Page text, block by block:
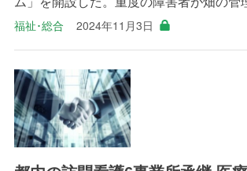
福祉･総合 2024年11月3日